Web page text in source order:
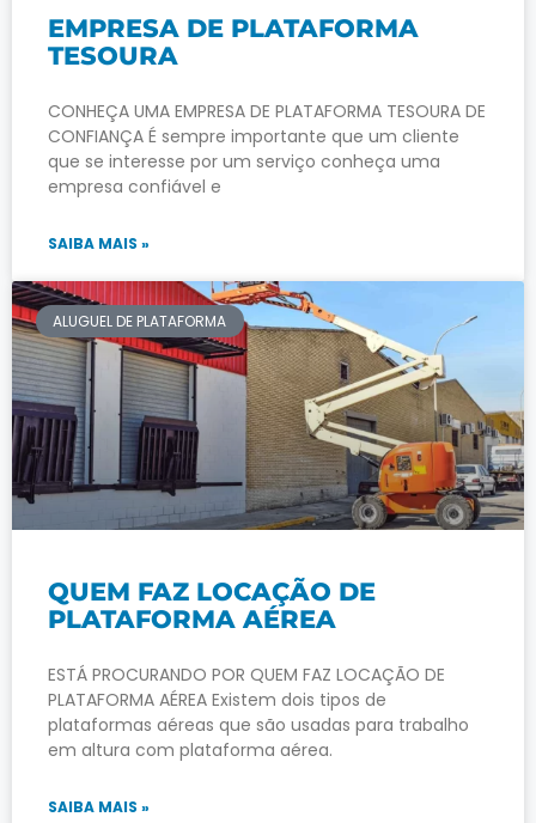
EMPRESA DE PLATAFORMA
TESOURA
CONHEÇA UMA EMPRESA DE PLATAFORMA TESOURA DE
CONFIANÇA É sempre importante que um cliente
que se interesse por um serviço conheça uma
empresa confiável e
SAIBA MAIS »
ALUGUEL DE PLATAFORMA
QUEM FAZ LOCAÇÃO DE
PLATAFORMA AÉREA
ESTÁ PROCURANDO POR QUEM FAZ LOCAÇÃO DE
PLATAFORMA AÉREA Existem dois tipos de
plataformas aéreas que são usadas para trabalho
em altura com plataforma aérea.
SAIBA MAIS »